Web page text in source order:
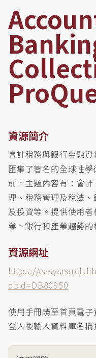
資源簡介
會計稅務與銀行金融
匯集了著名的全球性
前。主題內容有：會
理、稅務管理及稅法
及投資等。提供使用
業、銀行和產業趨勢的
資源網址
https://
dbid=DB80950
使用手冊請至首頁電
登入後輸入資料庫名